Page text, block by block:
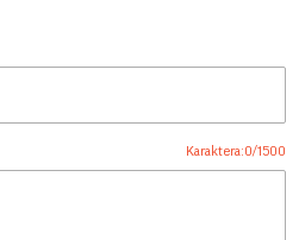
Karaktera:0/1500